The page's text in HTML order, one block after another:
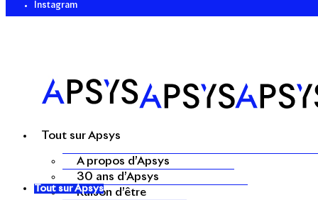
Instagram
Tout sur Apsys
A propos d’Apsys
30 ans d’Apsys
Raison d’être
Tout sur Apsys